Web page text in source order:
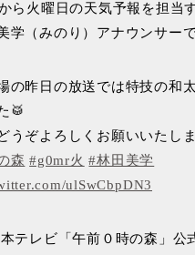
ら火曜日の天気予報を担当
学（みのり）アナウンサーで
の昨日の放送では特技の和
🥁
うぞよろしくお願いいたし
森 #g0mr火 #林田美学
ulSwCbpDN3
テレビ「午前０時の森」公